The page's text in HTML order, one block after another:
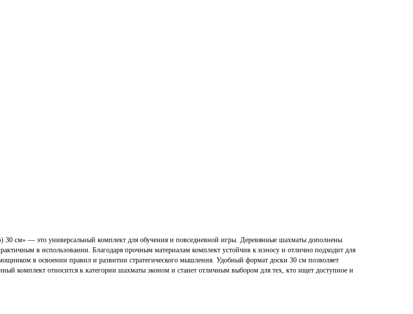
см» — это универсальный комплект для обучения и повседневной игры. Деревянные шахматы дополнены
в использовании. Благодаря прочным материалам комплект устойчив к износу и отлично подходит для
в освоении правил и развитии стратегического мышления. Удобный формат доски 30 см позволяет
комплект относится к категории шахматы эконом и станет отличным выбором для тех, кто ищет доступное и